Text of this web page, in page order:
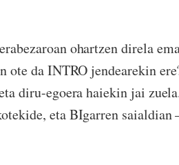
ohartzen direla
ote da INTRO jendearekin
diru-egoera haiekin jai
eta BIgarren saialdian